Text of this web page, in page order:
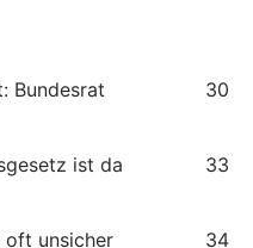
Bundesrat
30
ist da
33
oft unsicher
34